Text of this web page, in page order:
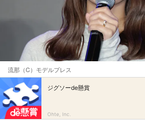
流那（C）モデルプレス
ジグソーde懸賞
Ohte, Inc.